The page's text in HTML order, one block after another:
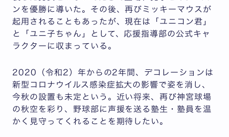
ンを優勝に導いた。その後、再びミッキーマウスが
起用されることもあったが、現在は「ユニコン君」
と「ユニ子ちゃん」として、応援指導部の公式キャ
ラクターに収まっている。
2020（令和2）年からの2年間、デコレーションは
新型コロナウイルス感染症拡大の影響で姿を消し、
今秋の設置も未定という。近い将来、再び神宮球場
の秋空を彩り、野球部に声援を送る塾生・塾員を温
かく見守ってくれることを期待したい。